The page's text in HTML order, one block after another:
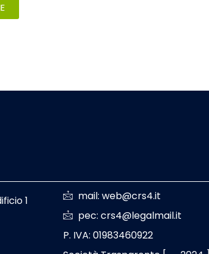
1
mail: web@crs4.it
pec: crs4@legalmail.it
P. IVA: 01983460922